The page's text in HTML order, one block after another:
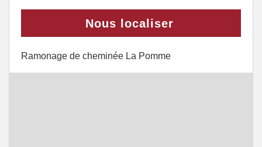
Nous localiser
Ramonage de cheminée La Pomme